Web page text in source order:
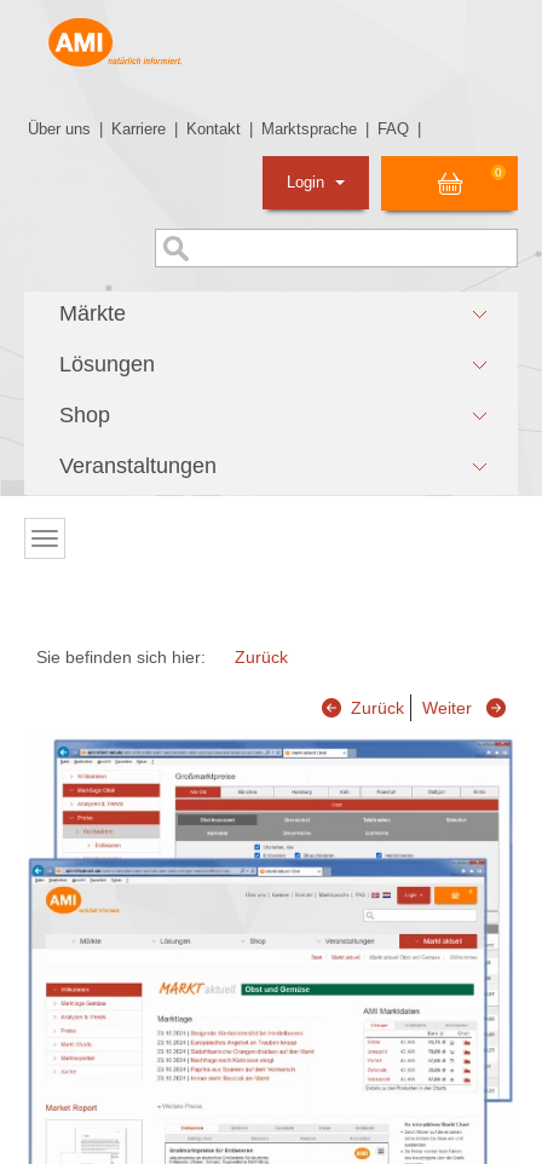
Über uns Karriere Kontakt Marktsprache FAQ
0
Login
Märkte
Lösungen
Shop
Veranstaltungen
Sie befinden sich hier: Zurück
Zurück Weiter